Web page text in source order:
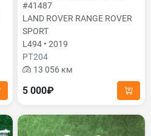
#41487
LAND ROVER RANGE ROVER
SPORT
L494 • 2019
PТ204
13 056 км
5 000₽